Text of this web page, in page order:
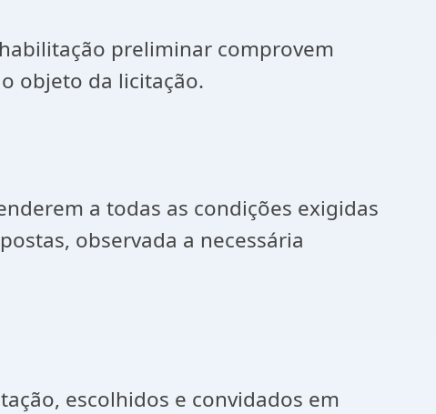
preliminar comprovem
objeto da licitação.
a todas as condições exigidas
observada a necessária
escolhidos e convidados em